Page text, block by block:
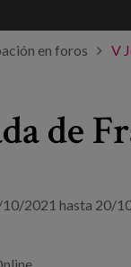
en foros V
de
2021 hasta 20/